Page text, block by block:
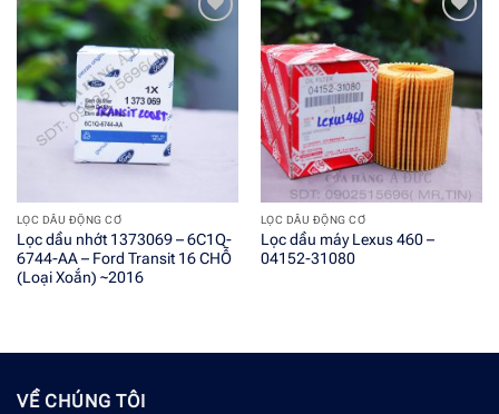
Add to
LỌC DẦU ĐỘNG CƠ
Lọc dầu nhớt 1373069 – 6C1Q-
6744-AA – Ford Transit 16 CHỖ
(Loại Xoắn) ~2016
Add to
wishlist
LỌC DẦU ĐỘNG CƠ
Lọc dầu máy Lexus 460 –
04152-31080
VỀ CHÚNG TÔI